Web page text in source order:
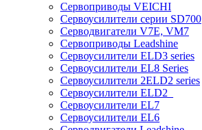
Сервоприводы VEICHI
Сервоусилители серии SD700
Серводвигатели V7E, VM7
Сервоприводы Leadshine
Сервоусилители ELD3 series
Сервоусилители EL8 Series
Сервоусилители 2ELD2 series
Сервоусилители ELD2
Сервоусилители EL7
Сервоусилители EL6